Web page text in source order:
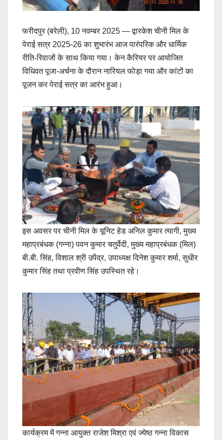
फरीदपुर (बरेली), 10 नवम्बर 2025 — द्वारकेश चीनी मिल के
पेराई सत्र 2025-26 का शुभारंभ आज पारंपरिक और धार्मिक
रीति-रिवाजों के साथ किया गया। केन कैरियर पर आयोजित
विधिवत पूजा-अर्चना के दौरान नारियल फोड़ा गया और कांटों का
पूजन कर पेराई सत्र का आरंभ हुआ।
इस अवसर पर चीनी मिल के यूनिट हेड अनिल कुमार त्यागी, मुख्य
महाप्रबंधक (गन्ना) पवन कुमार चतुर्वेदी, मुख्य महाप्रबंधक (मिल)
बी.बी. सिंह, विशाल श्री उपेंद्र, उपाध्यक्ष दिनेश कुमार शर्मा, सुधीर
कुमार सिंह तथा प्रवीण सिंह उपस्थित रहे।
कार्यक्रम में गन्ना आयुक्त राजेश मिश्रा एवं ज्येष्ठ गन्ना विकास